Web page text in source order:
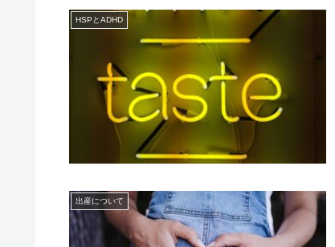
HSPとADHD
出産について